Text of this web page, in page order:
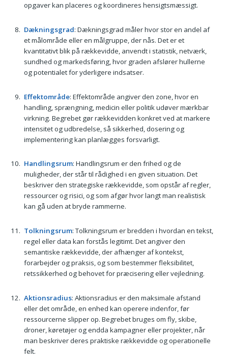
opgaver kan placeres og koordineres hensigtsmæssigt.
Dækningsgrad: Dækningsgrad måler hvor stor en andel af
et målområde eller en målgruppe, der nås. Det er et
kvantitativt blik på rækkevidde, anvendt i statistik, netværk,
sundhed og markedsføring, hvor graden afslører hullerne
og potentialet for yderligere indsatser.
Effektområde: Effektområde angiver den zone, hvor en
handling, sprængning, medicin eller politik udøver mærkbar
virkning. Begrebet gør rækkevidden konkret ved at markere
intensitet og udbredelse, så sikkerhed, dosering og
implementering kan planlægges forsvarligt.
Handlingsrum: Handlingsrum er den frihed og de
muligheder, der står til rådighed i en given situation. Det
beskriver den strategiske rækkevidde, som opstår af regler,
ressourcer og risici, og som afgør hvor langt man realistisk
kan gå uden at bryde rammerne.
Tolkningsrum: Tolkningsrum er bredden i hvordan en tekst,
regel eller data kan forstås legitimt. Det angiver den
semantiske rækkevidde, der afhænger af kontekst,
forarbejder og praksis, og som bestemmer fleksibilitet,
retssikkerhed og behovet for præcisering eller vejledning.
Aktionsradius: Aktionsradius er den maksimale afstand
eller det område, en enhed kan operere indenfor, før
ressourcerne slipper op. Begrebet bruges om fly, skibe,
droner, køretøjer og endda kampagner eller projekter, når
man beskriver deres praktiske rækkevidde og operationelle
felt.